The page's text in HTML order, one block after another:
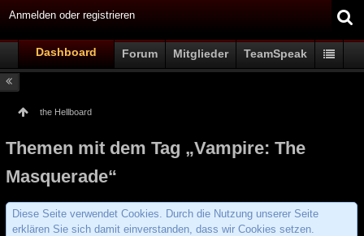
Anmelden oder registrieren
Dashboard Forum Mitglieder TeamSpeak
the Hellboard
Themen mit dem Tag „Vampire: The
Masquerade“
Diese Seite verwendet Cookies. Durch die Nutzung unserer Seite
erklären Sie sich damit einverstanden, dass wir Cookies setzen.